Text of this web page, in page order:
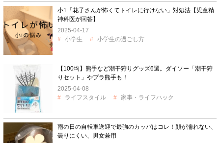
小1「花子さんが怖くてトイレに行けない」対処法【児童精
神科医が回答】
2025-04-17
小学生
小学生の過ごし方
【100均】熊手など潮干狩りグッズ6選。ダイソー「潮干狩
りセット」やプラ熊手も！
2025-04-08
ライフスタイル
家事・ライフハック
雨の日の自転車送迎で最強のカッパはコレ！顔が濡れない、
曇りにくい、男女兼用